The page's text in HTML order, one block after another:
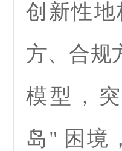
创新性
方、合规
模型，
岛" 困境